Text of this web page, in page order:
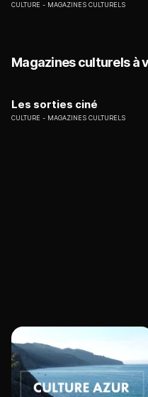
CULTURE MAGAZINES CULTURELS
Magazines culturels à
Les sorties ciné
CULTURE MAGAZINES CULTURELS